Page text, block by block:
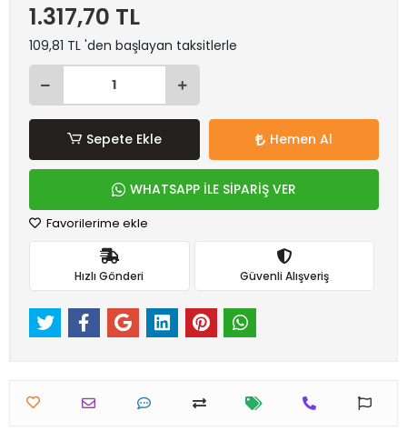
1.317,70 TL
109,81 TL 'den başlayan taksitlerle
Sepete Ekle Hemen Al
WHATSAPP İLE SİPARİŞ VER
Favorilerime ekle
Hızlı Gönderi Güvenli Alışveriş